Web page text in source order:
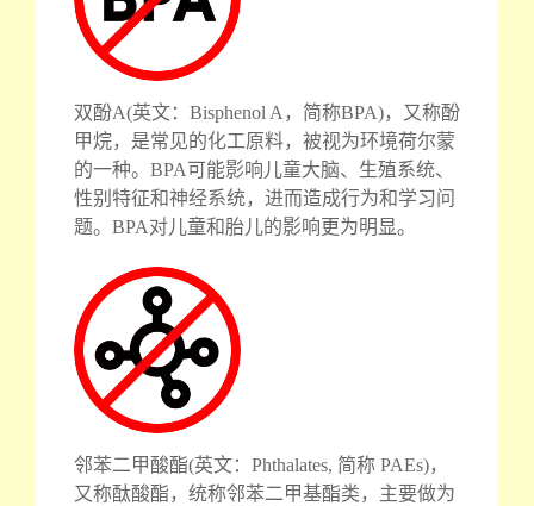
双酚A(英文：Bisphenol A，简称BPA)，又称酚
甲烷，是常见的化工原料，被视为环境荷尔蒙
的一种。BPA可能影响儿童大脑、生殖系统、
性别特征和神经系统，进而造成行为和学习问
题。BPA对儿童和胎儿的影响更为明显。
邻苯二甲酸酯(英文：Phthalates, 简称 PAEs)，
又称酞酸酯，统称邻苯二甲基酯类，主要做为